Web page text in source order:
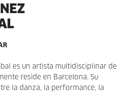
es un artista multidisciplinar de
reside en Barcelona. Su
la danza, la performance, la